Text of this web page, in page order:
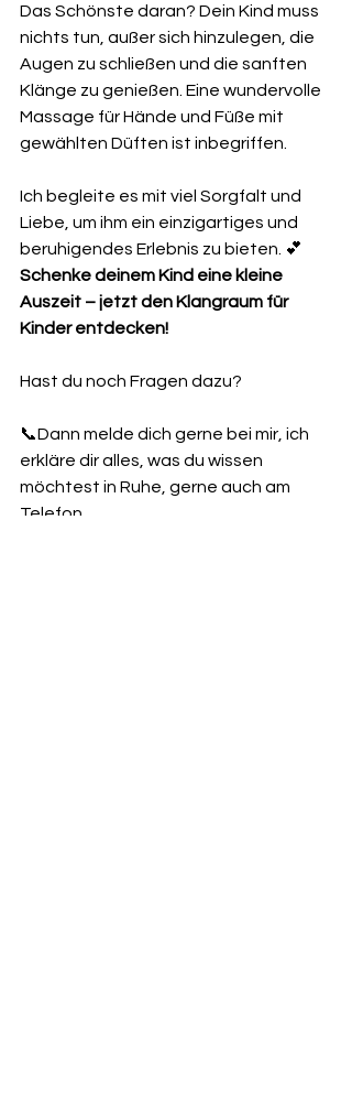
Das Schönste daran? Dein Kind muss
nichts tun, außer sich hinzulegen, die
Augen zu schließen und die sanften
Klänge zu genießen. Eine wundervolle
Massage für Hände und Füße mit
gewählten Düften ist inbegriffen.
Ich begleite es mit viel Sorgfalt und
Liebe, um ihm ein einzigartiges und
beruhigendes Erlebnis zu bieten. 💕
Schenke deinem Kind eine kleine
Auszeit – jetzt den Klangraum für
Kinder entdecken!
Hast du noch Fragen dazu?
📞Dann melde dich gerne bei mir, ich
erkläre dir alles, was du wissen
möchtest in Ruhe, gerne auch am
Telefon.